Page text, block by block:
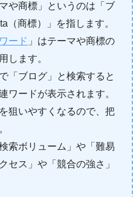
や商標」というのは「ブ
（商標）」を指します。
ード 」はテーマや商標の
します。
「ブログ」と検索すると
ワードが表示されます。
狙いやすくなるので、把
索ボリューム」や「難易
セス」や「競合の強さ」